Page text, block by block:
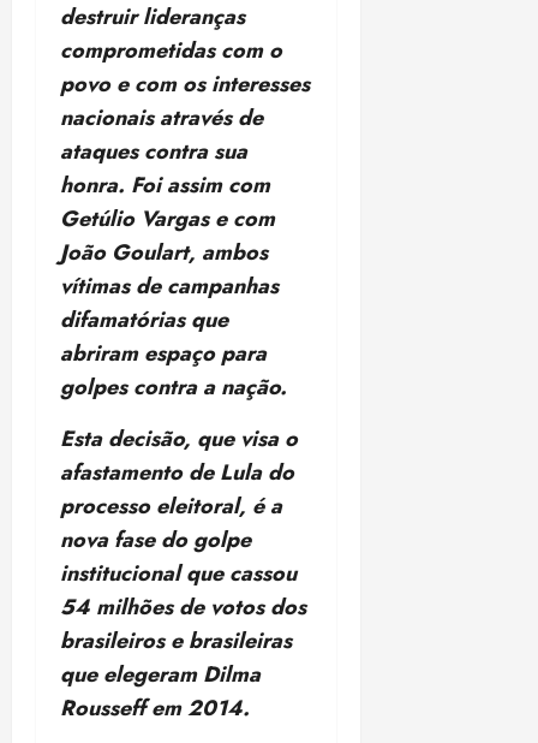
destruir lideranças
comprometidas com o
povo e com os interesses
nacionais através de
ataques contra sua
honra. Foi assim com
Getúlio Vargas e com
João Goulart, ambos
vítimas de campanhas
difamatórias que
abriram espaço para
golpes contra a nação.
Esta decisão, que visa o
afastamento de Lula do
processo eleitoral, é a
nova fase do golpe
institucional que cassou
54 milhões de votos dos
brasileiros e brasileiras
que elegeram Dilma
Rousseff em 2014.